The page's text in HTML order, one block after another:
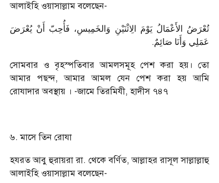
আলাইহি ওয়াসাল্লাম বলেছেন-
تُعْرَضُ الأَعْمَالُ يَوْمَ الِاثْنَيْنِ وَالخَمِيسِ، فَأُحِبّ أَنْ يُعْرَضَ
عَمَلِي وَأَنَا صَائِمٌ.
সোমবার ও বৃহস্পতিবার আমলসমূহ পেশ করা হয়। তো
আমার পছন্দ, আমার আমল যেন পেশ করা হয় আমি
রোযাদার অবস্থায় । -জামে তিরমিযী, হাদীস ৭৪৭
৬. মাসে তিন রোযা
হযরত আবু হুরায়রা রা. থেকে বর্ণিত, আল্লাহর রাসূল সাল্লাল্লাহু
আলাইহি ওয়াসাল্লাম বলেছেন-